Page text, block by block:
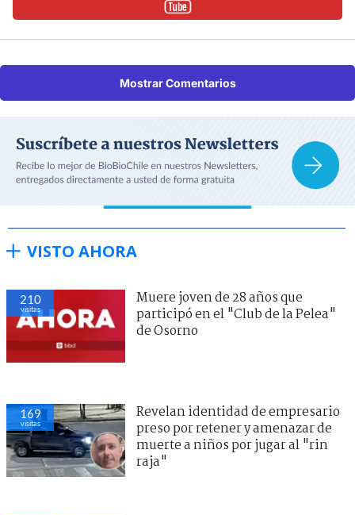
Mostrar Comentarios
VISTO AHORA
220
visitas
Muere joven de 28 años que
participó en el "Club de la Pelea"
de Osorno
167
visitas
Revelan identidad de empresario
preso por retener y amenazar de
muerte a niños por jugar al "rin
raja"